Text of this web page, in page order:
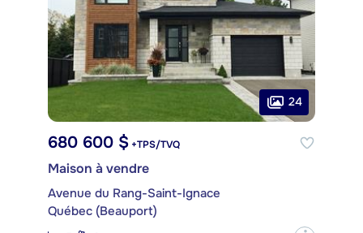
24
680 600 $ +TPS/TVQ
Maison à vendre
Avenue du Rang-Saint-Ignace
Québec (Beauport)